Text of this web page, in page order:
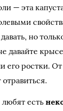
— эта
но
давайте
его ростки.
есть